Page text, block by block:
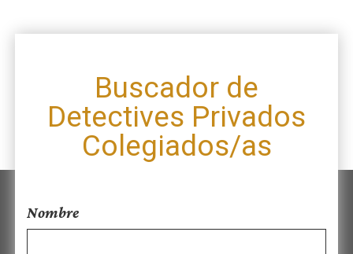
Buscador de
Detectives Privados
Colegiados/as
Nombre